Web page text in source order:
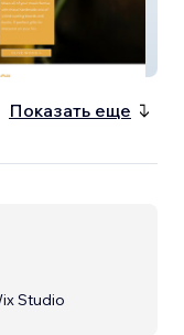
Показать еще
Studio